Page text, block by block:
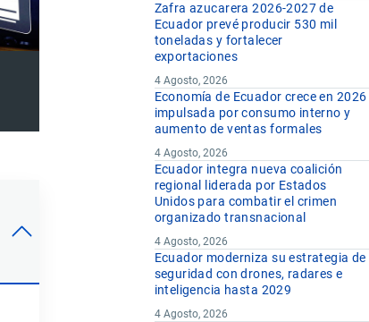
Zafra azucarera 2026-2027 de
Ecuador prevé producir 530 mil
toneladas y fortalecer
exportaciones
4 Agosto, 2026
Economía de Ecuador crece en 2026
impulsada por consumo interno y
aumento de ventas formales
4 Agosto, 2026
Ecuador integra nueva coalición
regional liderada por Estados
Unidos para combatir el crimen
organizado transnacional
4 Agosto, 2026
Ecuador moderniza su estrategia de
seguridad con drones, radares e
inteligencia hasta 2029
4 Agosto, 2026